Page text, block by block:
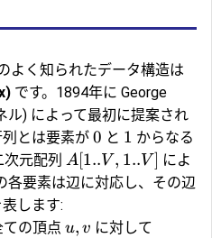
よく知られたデータ構造は
です。1894年に George
ル) によって最初に提案され
とは要素が 0 と 1 からなる
元配列 A[1..V , 1..V ] によ
各要素は辺に対応し、その辺
します:
の頂点 u, v に対して